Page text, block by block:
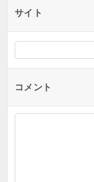
サイト
コメント